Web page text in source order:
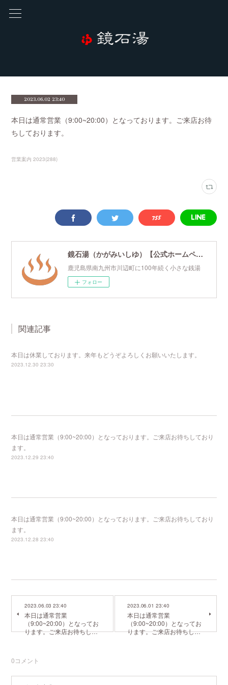
2023.06.02 23:40
本日は通常営業（9:00~20:00）となっております。ご来店お待
ちしております。
営業案内 2023(288)
鏡石湯（かがみいしゆ）【公式ホームページ】
鹿児島県南九州市川辺町に100年続く小さな銭湯
フォロー
関連記事
本日は休業しております。来年もどうぞよろしくお願いいたします。
2023.12.30 23:30
本日は通常営業（9:00~20:00）となっております。ご来店お待ちしており
ます。
2023.12.29 23:40
本日は通常営業（9:00~20:00）となっております。ご来店お待ちしており
ます。
2023.12.28 23:40
2023.06.03 23:40
本日は通常営業
（9:00~20:00）となってお
ります。ご来店お待ちし…
2023.06.01 23:40
本日は通常営業
（9:00~20:00）となってお
ります。ご来店お待ちし…
0コメント